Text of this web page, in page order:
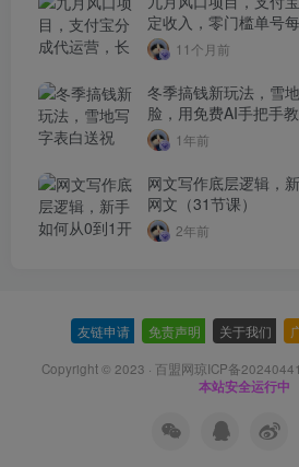
定收入，零门槛单号
11个月前
冬季搞钱新玩法，雪
脸，用免费AI手把手
3.5w，接单到手软
1年前
网文写作底层逻辑，
网文（31节课）
2年前
友链申请 免责声明 关于我们
Copyright © 2023 · 百盟网琼ICP备
本站安全运行中